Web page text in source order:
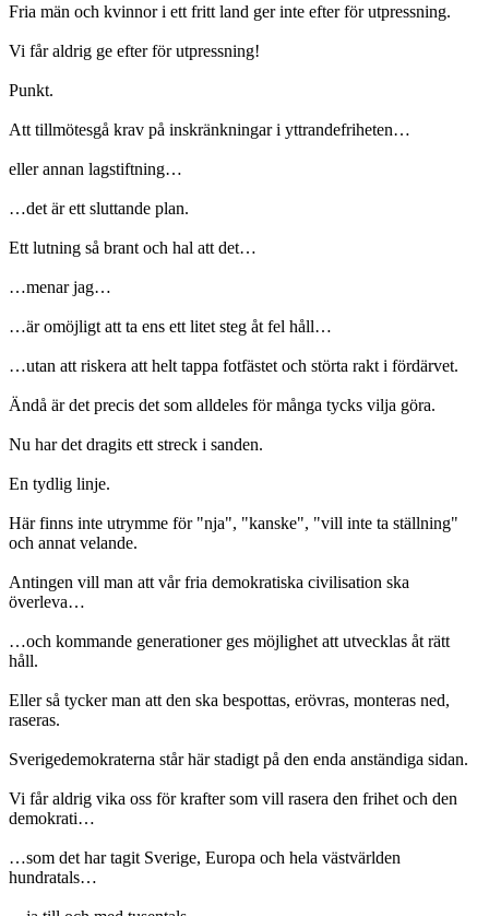
Fria män och kvinnor i ett fritt land ger inte efter för utpressning.
Vi får aldrig ge efter för utpressning!
Punkt.
Att tillmötesgå krav på inskränkningar i yttrandefriheten…
eller annan lagstiftning…
…det är ett sluttande plan.
Ett lutning så brant och hal att det…
…menar jag…
…är omöjligt att ta ens ett litet steg åt fel håll…
…utan att riskera att helt tappa fotfästet och störta rakt i fördärvet.
Ändå är det precis det som alldeles för många tycks vilja göra.
Nu har det dragits ett streck i sanden.
En tydlig linje.
Här finns inte utrymme för "nja", "kanske", "vill inte ta ställning"
och annat velande.
Antingen vill man att vår fria demokratiska civilisation ska
överleva…
…och kommande generationer ges möjlighet att utvecklas åt rätt
håll.
Eller så tycker man att den ska bespottas, erövras, monteras ned,
raseras.
Sverigedemokraterna står här stadigt på den enda anständiga sidan.
Vi får aldrig vika oss för krafter som vill rasera den frihet och den
demokrati…
…som det har tagit Sverige, Europa och hela västvärlden
hundratals…